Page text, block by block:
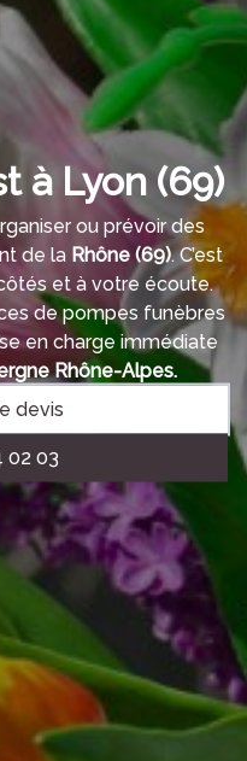
à Lyon (69)
ou prévoir des
de la Rhône (69). C’est
et à votre écoute.
de pompes funèbres
en charge immédiate
Rhône-Alpes.
devis
02 03